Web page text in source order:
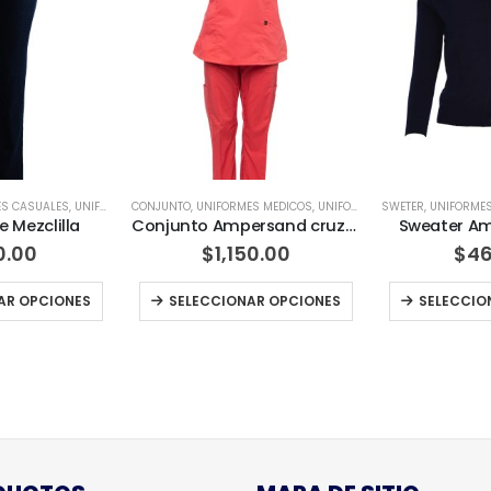
MEDICOS,UNIFORMES MUJERES
OPCIONES
Este producto tiene múltiples variantes. Las opciones se pueden elegir en la página de producto
SWETER,UNIFORMES DOMESTICOS ,UNIFORMES MUJERES
Sweater Ampersand liso
$460.00
SELECCIONAR OPCIONES
Este producto tiene múltiples variantes. Las opciones se pueden elegir en la página de producto
CONJUNTO,
$
MAPA DE SITIO